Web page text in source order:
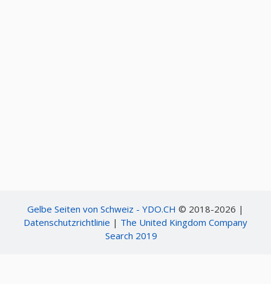
Gelbe Seiten von Schweiz - YDO.CH © 2018-2026 |
Datenschutzrichtlinie | The United Kingdom Company
Search 2019